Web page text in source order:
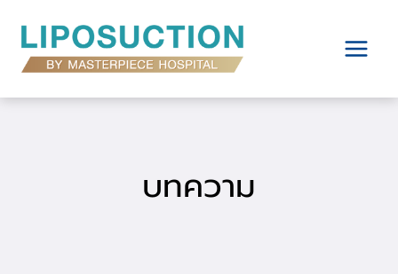
content
บทความ